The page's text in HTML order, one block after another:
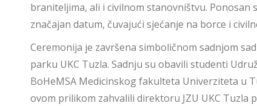
braniteljima, ali i civilnom stanovništvu. Ponosan
značajan datum, čuvajući sjećanje na borce i
Ceremonija je završena simboličnom sadnjom
parku UKC Tuzla. Sadnju su obavili studenti
BoHeMSA Medicinskog fakulteta Univerziteta u
ovom prilikom zahvalili direktoru JZU UKC Tuzla